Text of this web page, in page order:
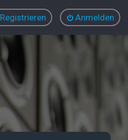
Anmelden
Registrieren